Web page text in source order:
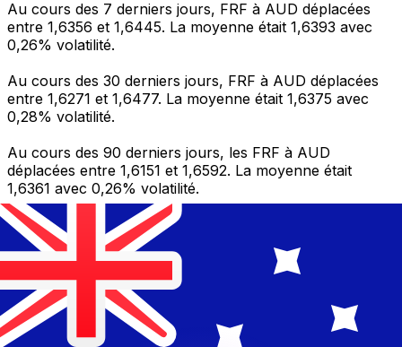
Au cours des 7 derniers jours, FRF à AUD déplacées
entre 1,6356 et 1,6445. La moyenne était 1,6393 avec
0,26% volatilité.
Au cours des 30 derniers jours, FRF à AUD déplacées
entre 1,6271 et 1,6477. La moyenne était 1,6375 avec
0,28% volatilité.
Au cours des 90 derniers jours, les FRF à AUD
déplacées entre 1,6151 et 1,6592. La moyenne était
1,6361 avec 0,26% volatilité.
Envoyer de l’argent
Gérez votre argent et vos devises lorsque vous
êtes en déplacement
L'application Xe réunit toutes les fonctionnalités
nécessaires pour vos transferts d'argent internationaux